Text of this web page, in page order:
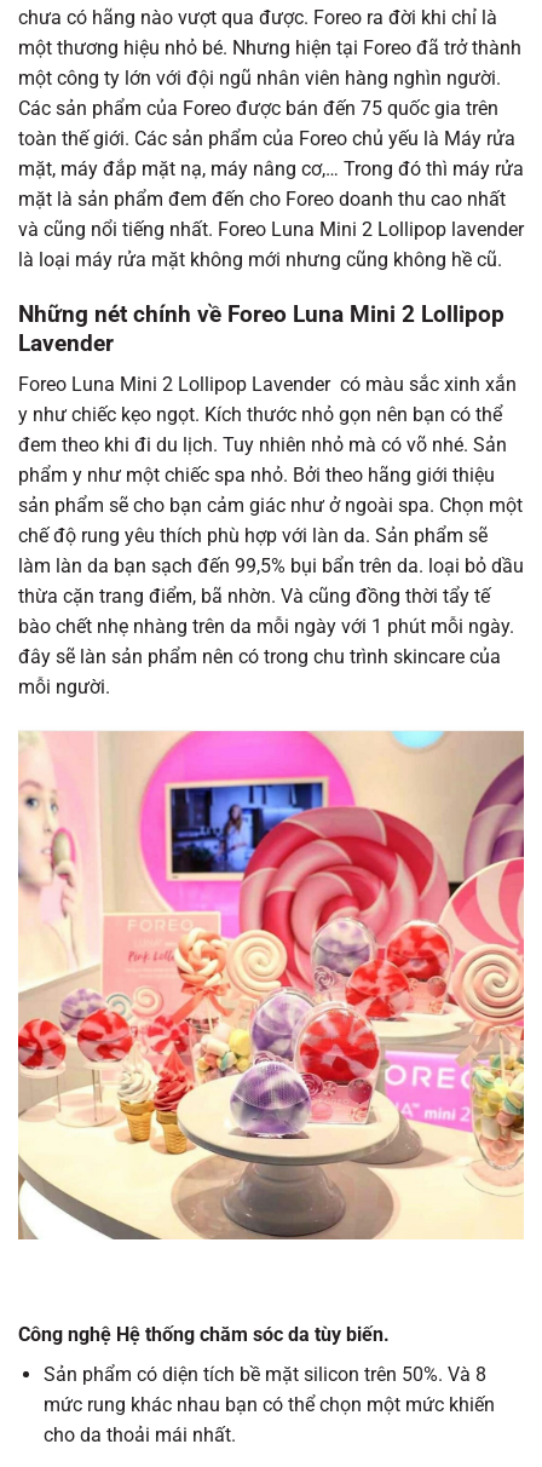
chưa có hãng nào vượt qua được. Foreo ra đời khi chỉ là
một thương hiệu nhỏ bé. Nhưng hiện tại Foreo đã trở thành
một công ty lớn với đội ngũ nhân viên hàng nghìn người.
Các sản phẩm của Foreo được bán đến 75 quốc gia trên
toàn thế giới. Các sản phẩm của Foreo chủ yếu là Máy rửa
mặt, máy đắp mặt nạ, máy nâng cơ,… Trong đó thì máy rửa
mặt là sản phẩm đem đến cho Foreo doanh thu cao nhất
và cũng nổi tiếng nhất. Foreo Luna Mini 2 Lollipop lavender
là loại máy rửa mặt không mới nhưng cũng không hề cũ.
Những nét chính về Foreo Luna Mini 2 Lollipop
Lavender
Foreo Luna Mini 2 Lollipop Lavender có màu sắc xinh xắn
y như chiếc kẹo ngọt. Kích thước nhỏ gọn nên bạn có thể
đem theo khi đi du lịch. Tuy nhiên nhỏ mà có võ nhé. Sản
phẩm y như một chiếc spa nhỏ. Bởi theo hãng giới thiệu
sản phẩm sẽ cho bạn cảm giác như ở ngoài spa. Chọn một
chế độ rung yêu thích phù hợp với làn da. Sản phẩm sẽ
làm làn da bạn sạch đến 99,5% bụi bẩn trên da. loại bỏ dầu
thừa cặn trang điểm, bã nhờn. Và cũng đồng thời tẩy tế
bào chết nhẹ nhàng trên da mỗi ngày với 1 phút mỗi ngày.
đây sẽ làn sản phẩm nên có trong chu trình skincare của
mỗi người.
Công nghệ Hệ thống chăm sóc da tùy biến.
Sản phẩm có diện tích bề mặt silicon trên 50%. Và 8
mức rung khác nhau bạn có thể chọn một mức khiến
cho da thoải mái nhất.